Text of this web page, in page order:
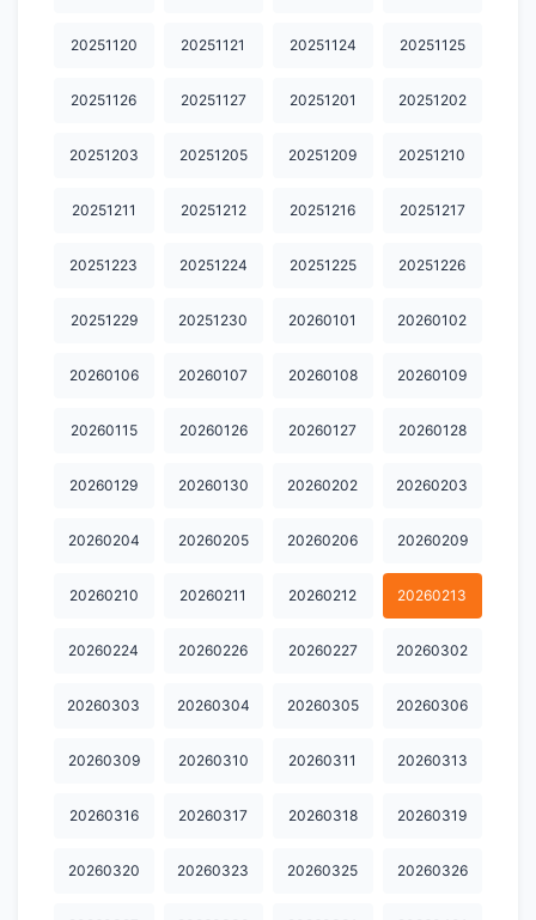
20251120 20251121 20251124 20251125
20251126 20251127 20251201 20251202
20251203 20251205 20251209 20251210
20251211 20251212 20251216 20251217
20251223 20251224 20251225 20251226
20251229 20251230 20260101 20260102
20260106 20260107 20260108 20260109
20260115 20260126 20260127 20260128
20260129 20260130 20260202 20260203
20260204 20260205 20260206 20260209
20260210 20260211 20260212 20260213
20260224 20260226 20260227 20260302
20260303 20260304 20260305 20260306
20260309 20260310 20260311 20260313
20260316 20260317 20260318 20260319
20260320 20260323 20260325 20260326